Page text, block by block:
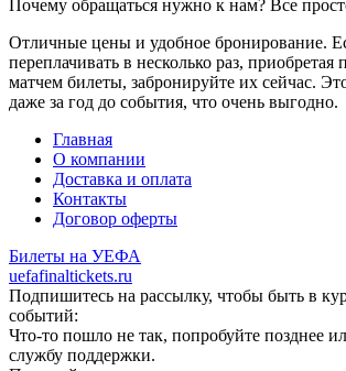
Почему обращаться нужно к нам? Все
Отличные цены и удобное бронирование.
переплачивать в несколько раз,
матчем билеты, забронируйте их сейчас.
даже за год до события, что очень выгодно.
Главная
О компании
Доставка и оплата
Контакты
Договор оферты
Билеты на УЕФА
uefafinaltickets.ru
Подпишитесь на рассылку, чтобы быть в
событий:
Что-то пошло не так, попробуйте позднее
службу поддержки.